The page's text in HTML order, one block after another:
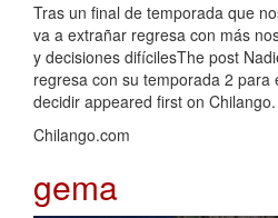
Tras un final de temporada que
va a extrañar regresa con más
y decisiones difícilesThe post
regresa con su temporada 2
decidir appeared first on Chilango.
Chilango.com
gema